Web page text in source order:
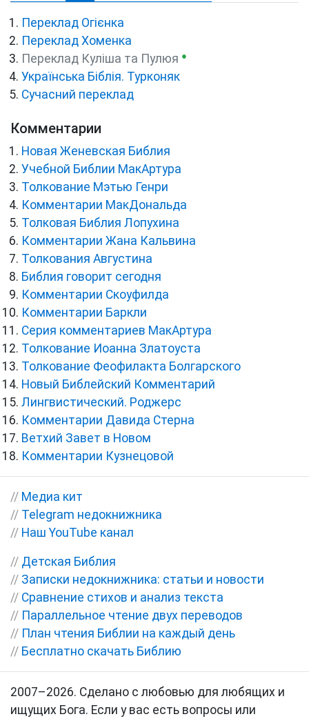
Переклад Огієнка
Переклад Хоменка
Переклад Куліша та Пулюя ●
Українська Біблія. Турконяк
Сучасний переклад
Комментарии
Новая Женевская Библия
Учебной Библии МакАртура
Толкование Мэтью Генри
Комментарии МакДональда
Толковая Библия Лопухина
Комментарии Жана Кальвина
Толкования Августина
Библия говорит сегодня
Комментарии Скоуфилда
Комментарии Баркли
Серия комментариев МакАртура
Толкование Иоанна Златоуста
Толкование Феофилакта Болгарского
Новый Библейский Комментарий
Лингвистический. Роджерс
Комментарии Давида Стерна
Ветхий Завет в Новом
Комментарии Кузнецовой
// Медиа кит
// Telegram недокнижника
// Наш YouTube канал
// Детская Библия
// Записки недокнижника: статьи и новости
// Сравнение стихов и анализ текста
// Параллельное чтение двух переводов
// План чтения Библии на каждый день
// Бесплатно скачать Библию
2007–2026. Сделано с любовью для любящих и
ищущих Бога. Если у вас есть вопросы или